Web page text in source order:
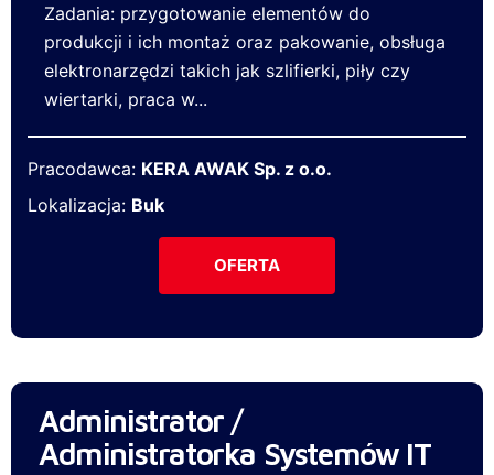
Zadania: przygotowanie elementów do
produkcji i ich montaż oraz pakowanie, obsługa
elektronarzędzi takich jak szlifierki, piły czy
wiertarki, praca w...
Pracodawca: KERA AWAK Sp. z o.o.
Lokalizacja: Buk
OFERTA
Administrator /
Administratorka Systemów IT